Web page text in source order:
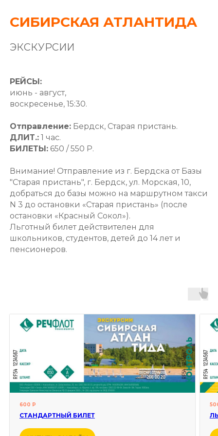
СИБИРСКАЯ АТЛАНТИДА
ЭКСКУРСИИ
РЕЙСЫ:
июнь - август,
воскресенье, 15:30.
Отправление: Бердск, Старая пристань.
ДЛИТ.: 1 час.
БИЛЕТЫ: 650 / 550 Р.
Внимание! Отправление из г. Бердска от Базы
"Старая пристань", г. Бердск, ул. Морская, 10,
добраться до базы можно на маршрутном такси
N 3 до остановки «Старая пристань» (после
остановки «Красный Сокол»).
Льготный билет действителен для
школьников, студентов, детей до 14 лет и
пенсионеров.
600 Р
СТАНДАРТНЫЙ БИЛЕТ